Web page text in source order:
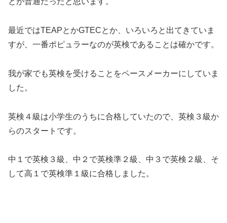
最近ではTEAPとかGTECとか、いろいろと出てきていま
すが、一番ポピュラーなのが英検であることは確かです。
我が家でも英検を受けることをペースメーカーにしていま
した。
英検４級は小学生のうちに合格していたので、英検３級か
らのスタートです。
中１で英検３級、中２で英検準２級、中３で英検２級、そ
して高１で英検準１級に合格しました。